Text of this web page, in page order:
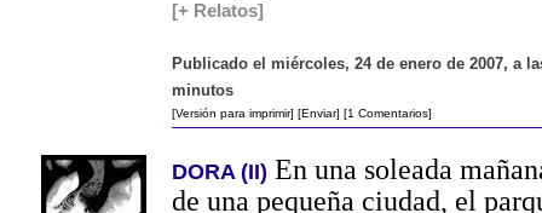
[+ Relatos]
Publicado el miércoles, 24 de enero de 2007, a
minutos
[Versión para imprimir] [Enviar] [1 Comentarios]
DORA (II) En una soleada
de una pequeña ciudad, el